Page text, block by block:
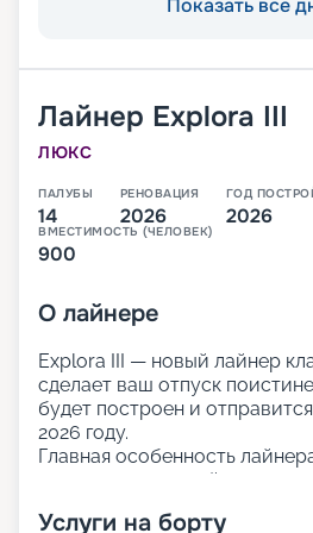
Показать все
Лайнер Explora III
ЛЮКС
ПАЛУБЫ
14
РЕНОВАЦИЯ
2026
ГОД
2026
ВМЕСТИМОСТЬ (ЧЕЛОВЕК)
900
О лайнере
Explora III — новый лайнер
сделает ваш отпуск
будет построен и
2026 году.
Главная особенность
персонала и гостей 1 к 1, что
персональный подход и
Услуги на борту